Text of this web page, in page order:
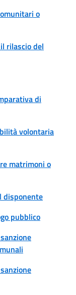
o
rilascio del
di
volontaria
matrimoni o
disponente
pubblico